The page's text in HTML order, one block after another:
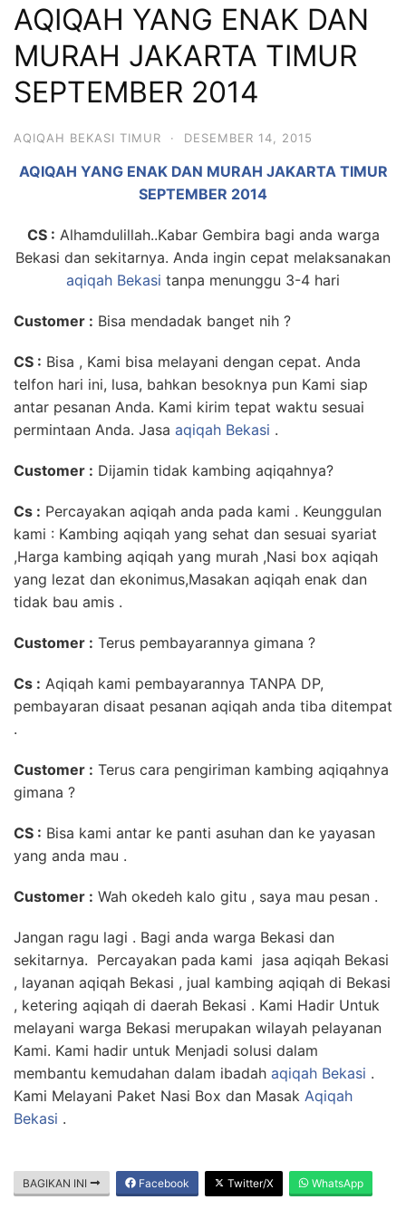
AQIQAH YANG ENAK DAN
MURAH JAKARTA TIMUR
SEPTEMBER 2014
AQIQAH BEKASI TIMUR · DESEMBER 14, 2015
AQIQAH YANG ENAK DAN MURAH JAKARTA TIMUR
SEPTEMBER 2014
CS : Alhamdulillah..Kabar Gembira bagi anda warga
Bekasi dan sekitarnya. Anda ingin cepat melaksanakan
aqiqah Bekasi tanpa menunggu 3-4 hari
Customer : Bisa mendadak banget nih ?
CS : Bisa , Kami bisa melayani dengan cepat. Anda
telfon hari ini, lusa, bahkan besoknya pun Kami siap
antar pesanan Anda. Kami kirim tepat waktu sesuai
permintaan Anda. Jasa aqiqah Bekasi .
Customer : Dijamin tidak kambing aqiqahnya?
Cs : Percayakan aqiqah anda pada kami . Keunggulan
kami : Kambing aqiqah yang sehat dan sesuai syariat
,Harga kambing aqiqah yang murah ,Nasi box aqiqah
yang lezat dan ekonimus,Masakan aqiqah enak dan
tidak bau amis .
Customer : Terus pembayarannya gimana ?
Cs : Aqiqah kami pembayarannya TANPA DP,
pembayaran disaat pesanan aqiqah anda tiba ditempat
.
Customer : Terus cara pengiriman kambing aqiqahnya
gimana ?
CS : Bisa kami antar ke panti asuhan dan ke yayasan
yang anda mau .
Customer : Wah okedeh kalo gitu , saya mau pesan .
Jangan ragu lagi . Bagi anda warga Bekasi dan
sekitarnya. Percayakan pada kami jasa aqiqah Bekasi
, layanan aqiqah Bekasi , jual kambing aqiqah di Bekasi
, ketering aqiqah di daerah Bekasi . Kami Hadir Untuk
melayani warga Bekasi merupakan wilayah pelayanan
Kami. Kami hadir untuk Menjadi solusi dalam
membantu kemudahan dalam ibadah aqiqah Bekasi .
Kami Melayani Paket Nasi Box dan Masak Aqiqah
Bekasi .
BAGIKAN INI Facebook Twitter/X WhatsApp